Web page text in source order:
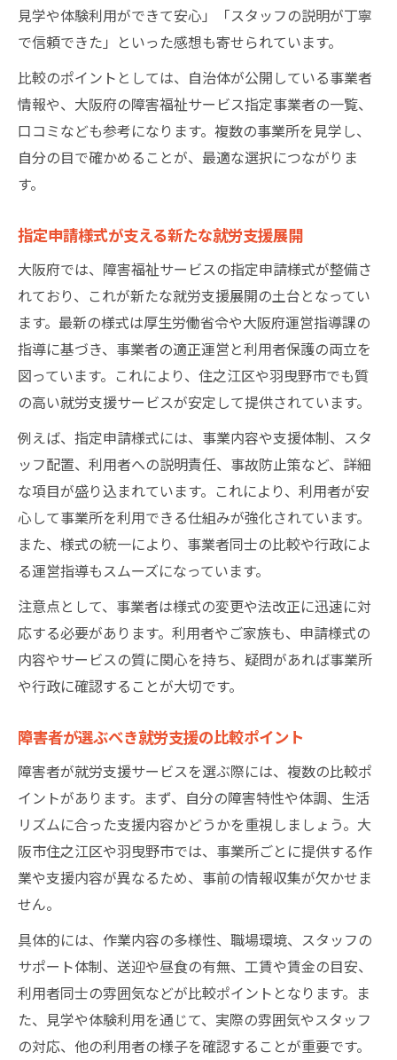
見学や体験利用ができて安心」「スタッフの説明が丁寧
で信頼できた」といった感想も寄せられています。
比較のポイントとしては、自治体が公開している事業者
情報や、大阪府の障害福祉サービス指定事業者の一覧、
口コミなども参考になります。複数の事業所を見学し、
自分の目で確かめることが、最適な選択につながりま
す。
指定申請様式が支える新たな就労支援展開
大阪府では、障害福祉サービスの指定申請様式が整備さ
れており、これが新たな就労支援展開の土台となってい
ます。最新の様式は厚生労働省令や大阪府運営指導課の
指導に基づき、事業者の適正運営と利用者保護の両立を
図っています。これにより、住之江区や羽曳野市でも質
の高い就労支援サービスが安定して提供されています。
例えば、指定申請様式には、事業内容や支援体制、スタ
ッフ配置、利用者への説明責任、事故防止策など、詳細
な項目が盛り込まれています。これにより、利用者が安
心して事業所を利用できる仕組みが強化されています。
また、様式の統一により、事業者同士の比較や行政によ
る運営指導もスムーズになっています。
注意点として、事業者は様式の変更や法改正に迅速に対
応する必要があります。利用者やご家族も、申請様式の
内容やサービスの質に関心を持ち、疑問があれば事業所
や行政に確認することが大切です。
障害者が選ぶべき就労支援の比較ポイント
障害者が就労支援サービスを選ぶ際には、複数の比較ポ
イントがあります。まず、自分の障害特性や体調、生活
リズムに合った支援内容かどうかを重視しましょう。大
阪市住之江区や羽曳野市では、事業所ごとに提供する作
業や支援内容が異なるため、事前の情報収集が欠かせま
せん。
具体的には、作業内容の多様性、職場環境、スタッフの
サポート体制、送迎や昼食の有無、工賃や賃金の目安、
利用者同士の雰囲気などが比較ポイントとなります。ま
た、見学や体験利用を通じて、実際の雰囲気やスタッフ
の対応、他の利用者の様子を確認することが重要です。